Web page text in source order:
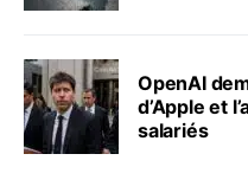
OpenAI
d’Apple et
salariés